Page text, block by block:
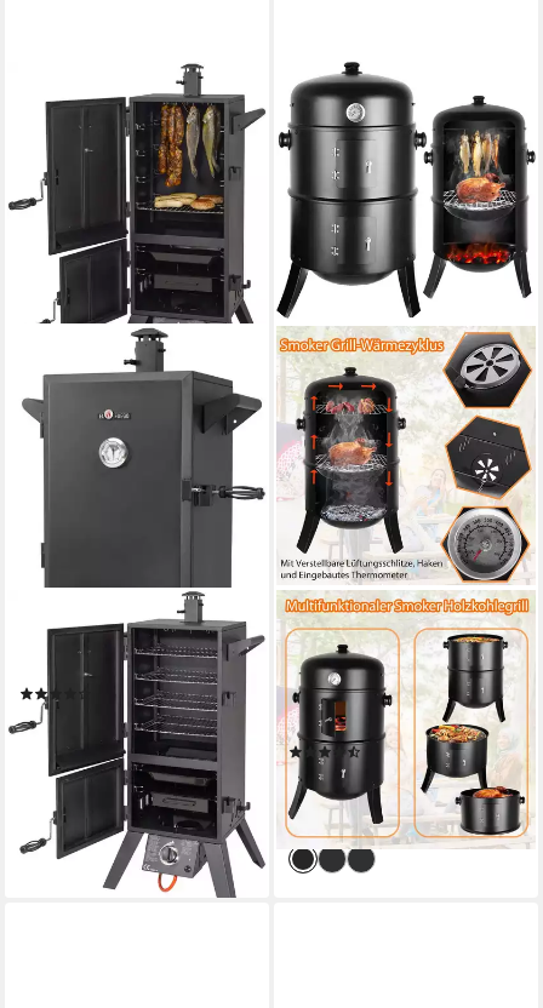
Gas-Räucherofen Portland XL,
BxTxH: 64x50x127,5
ab 219,99 €
mtl. in 12 Raten
lieferbar - in 6-8 Werktagen bei dir
TLGREEN
Smoker Räucherofen, 3 in 1
Smoker Grill, Holzkohlegrill,
Räuchertonne Räuchergrill
Watersmoker, Ø44,5x80 cm
65,99 € 129,99 €
-49%
lieferbar - in 5-6 Werktagen bei dir